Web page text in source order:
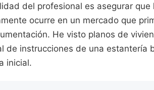
del profesional es asegurar
ocurre en un mercado que
He visto planos de
de instrucciones de una estantería
inicial.